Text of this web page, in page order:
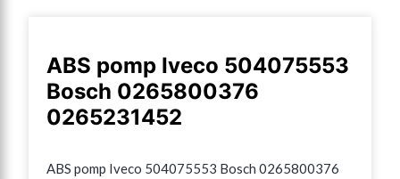
ABS pomp Iveco 504075553
Bosch 0265800376
0265231452
ABS pomp Iveco 504075553 Bosch 0265800376